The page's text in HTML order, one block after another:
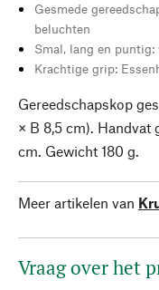
Gesmede
beluchten
Smal, lang en
Krachtige grip:
Gereedschapskop
× B 8,5 cm). Handvat
cm. Gewicht 180 g.
Meer artikelen van
Vraag over het